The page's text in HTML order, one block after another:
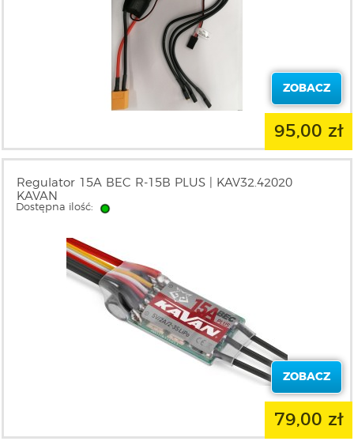
ZOBACZ
95,00 zł
Regulator 15A BEC R-15B PLUS | KAV32.42020
KAVAN
Dostępna ilość:
ZOBACZ
79,00 zł